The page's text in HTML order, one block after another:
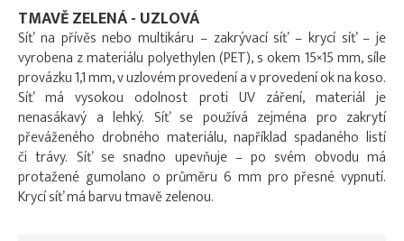
TMAVĚ ZELENÁ - UZLOVÁ
Síť na přívěs nebo multikáru – zakrývací síť – krycí síť – je
vyrobena z materiálu polyethylen (PET), s okem 15×15 mm, síle
provázku 1,1 mm, v uzlovém provedení a v provedení ok na koso.
Síť má vysokou odolnost proti UV záření, materiál je
nenasákavý a lehký. Síť se používá zejména pro zakrytí
převáženého drobného materiálu, například spadaného listí
či trávy. Síť se snadno upevňuje – po svém obvodu má
protažené gumolano o průměru 6 mm pro přesné vypnutí.
Krycí síť má barvu tmavě zelenou.